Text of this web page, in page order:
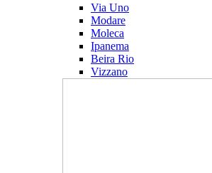
Via Uno
Modare
Moleca
Ipanema
Beira Rio
Vizzano